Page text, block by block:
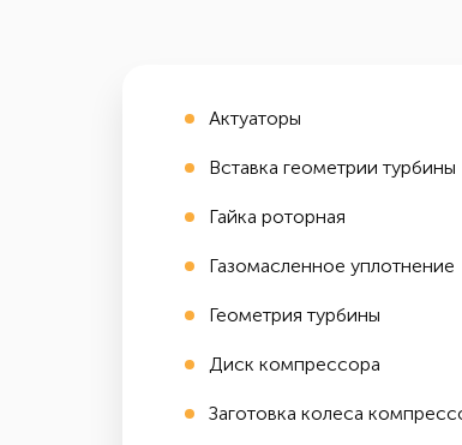
Актуаторы
Вставка геометрии турбины
Гайка роторная
Газомасленное уплотнение
Геометрия турбины
Диск компрессора
Заготовка колеса